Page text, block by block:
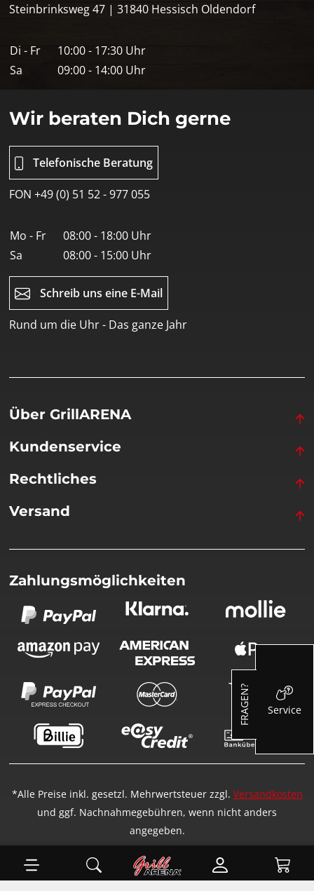
Steinbrinksweg 47 | 31840 Hessisch Oldendorf
Di - Fr
10:00 - 17:30 Uhr
Sa
09:00 - 14:00 Uhr
Wir beraten Dich gerne
Telefonische Beratung
FON +49 (0) 51 52 - 977 055
Mo - Fr
08:00 - 18:00 Uhr
Sa
08:00 - 15:00 Uhr
Schreib uns eine E-Mail
Rund um die Uhr - Das ganze Jahr
Über GrillARENA
Kundenservice
Rechtliches
Versand
Zahlungsmöglichkeiten
*Alle Preise inkl. gesetzl. Mehrwertsteuer zzgl. Versandkosten
und ggf. Nachnahmegebühren, wenn nicht anders
angegeben.
FRAGEN? Service